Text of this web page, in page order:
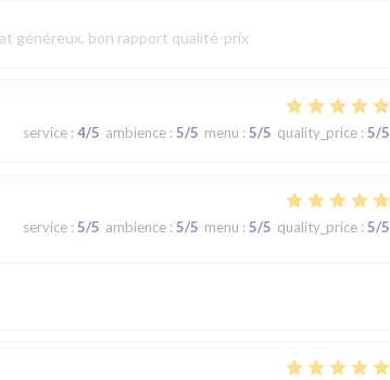
généreux, bon rapport qualité-prix
service: 4/5 ambience: 5/5 menu : 5/5 quality_price: 5/5
service: 5/5 ambience: 5/5 menu : 5/5 quality_price: 5/5